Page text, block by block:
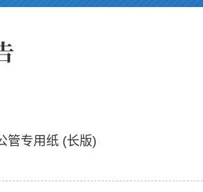
管专用纸 (长版)